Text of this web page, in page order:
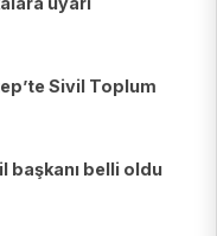
Sivil Toplum
başkanı belli oldu